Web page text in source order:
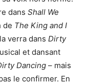
dans Shall We
de The King and I
verra dans Dirty
et dansant
Dancing – mais
le confirmer. En